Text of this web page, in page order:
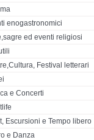
enogastronomici
ed eventi religiosi
Festival letterari
e Concerti
Escursioni e Tempo libero
e Danza